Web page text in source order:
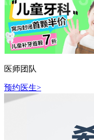
医师团队
预约医生>